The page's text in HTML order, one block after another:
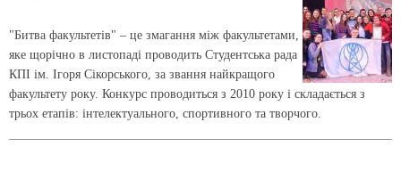
"Битва факультетів" – це змагання між факультетами,
яке щорічно в листопаді проводить Студентська рада
КПІ ім. Ігоря Сікорського, за звання найкращого
факультету року. Конкурс проводиться з 2010 року і складається з
трьох етапів: інтелектуального, спортивного та творчого.